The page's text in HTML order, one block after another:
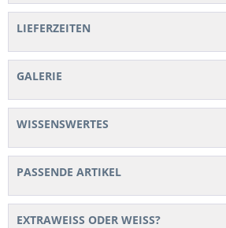
LIEFERZEITEN
GALERIE
WISSENSWERTES
PASSENDE ARTIKEL
EXTRAWEISS ODER WEISS?